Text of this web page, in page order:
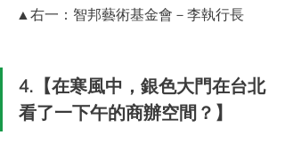
▲右一：智邦藝術基金會－李執行長
4.【在寒風中，銀色大門在台北
看了一下午的商辦空間？】